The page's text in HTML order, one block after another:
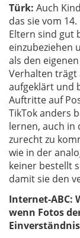
Türk: Auch
das sie vom
Eltern sind gut
einzubeziehen
als den
Verhalten trägt
aufgeklärt und
Auftritte auf
TikTok anders
lernen, auch in
zurecht zu
wie in der
keiner bestellt
damit sie den
Internet-ABC:
wenn Fotos